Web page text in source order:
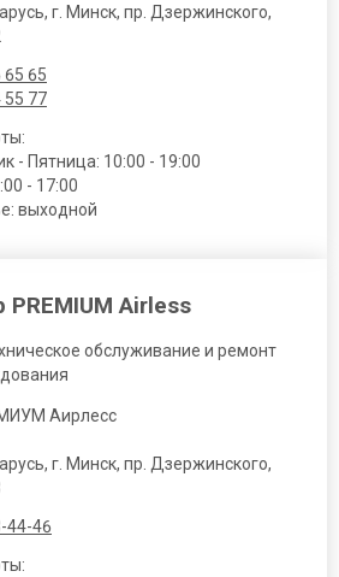
г. Минск, пр. Дзержинского,
65 65
55 77
- Пятница: 10:00 - 19:00
- 17:00
выходной
Airless
обслуживание и ремонт
Аирлесс
г. Минск, пр. Дзержинского,
44-46